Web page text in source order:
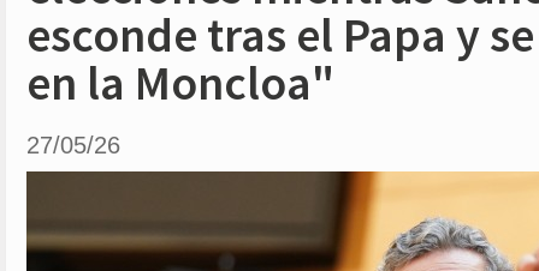
esconde tras el Papa y
en la Moncloa"
27/05/26